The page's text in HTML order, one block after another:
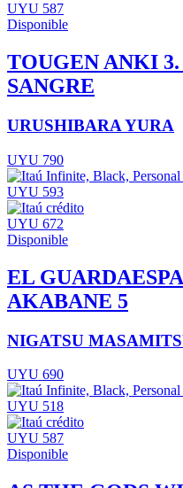
UYU 587
Disponible
TOUGEN ANKI
SANGRE
URUSHIBARA YURA
UYU 790
UYU 593
UYU 672
Disponible
EL
AKABANE 5
NIGATSU
UYU 690
UYU 518
UYU 587
Disponible